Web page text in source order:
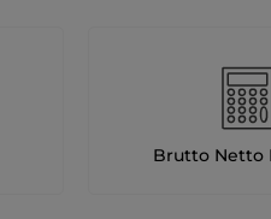
Brutto Netto